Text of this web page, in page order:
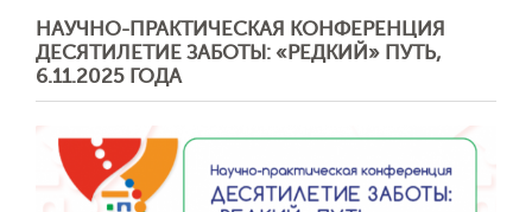
НАУЧНО-ПРАКТИЧЕСКАЯ КОНФЕРЕНЦИЯ
ДЕСЯТИЛЕТИЕ ЗАБОТЫ: «РЕДКИЙ» ПУТЬ,
6.11.2025 ГОДА